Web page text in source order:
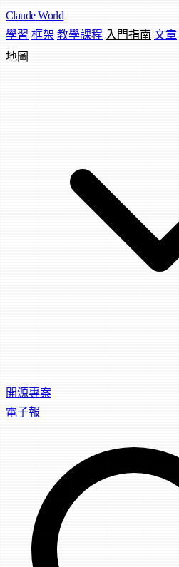
Claude World
學習 框架 教學課程 入門指南 文章
地圖
開源專案
電子報